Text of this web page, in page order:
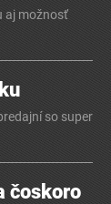
aj možnosť
so super
čoskoro